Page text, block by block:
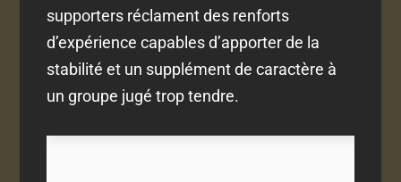
supporters réclament des renforts
d’expérience capables d’apporter de la
stabilité et un supplément de caractère à
un groupe jugé trop tendre.